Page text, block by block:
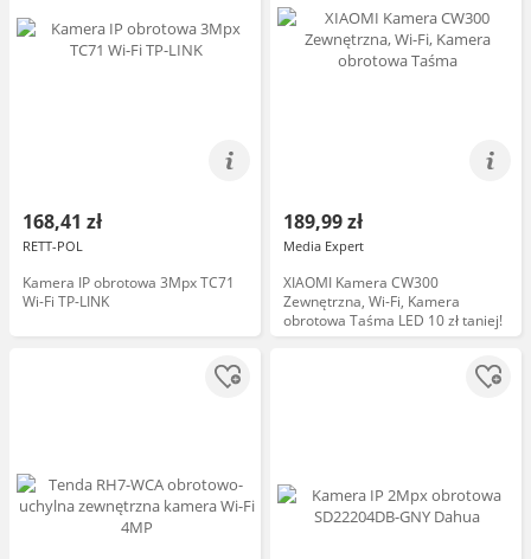
168,41 zł
RETT-POL
Kamera IP obrotowa 3Mpx TC71
Wi-Fi TP-LINK
189,99 zł
Media Expert
XIAOMI Kamera CW300
Zewnętrzna, Wi-Fi, Kamera
obrotowa Taśma LED 10 zł taniej!